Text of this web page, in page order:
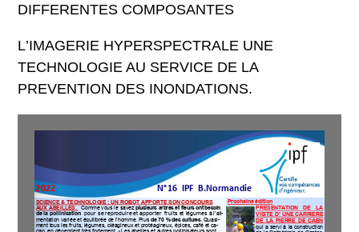
DIFFERENTES COMPOSANTES
L’IMAGERIE HYPERSPECTRALE UNE
TECHNOLOGIE AU SERVICE DE LA
PREVENTION DES INONDATIONS.